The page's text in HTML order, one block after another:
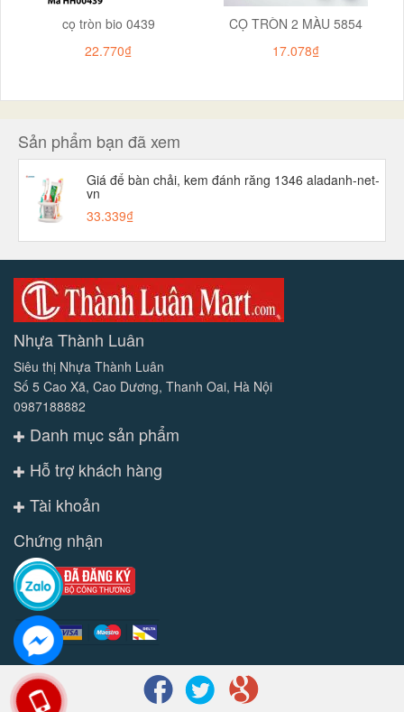
cọ tròn bio 0439
22.770₫
CỌ TRÒN 2 MÀU 5854
17.078₫
Sản phẩm bạn đã xem
Giá để bàn chải, kem đánh răng 1346 aladanh-net-
vn
33.339₫
Nhựa Thành Luân
Siêu thị Nhựa Thành Luân
Số 5 Cao Xã, Cao Dương, Thanh Oai, Hà Nội
0987188882
Danh mục sản phẩm
Hỗ trợ khách hàng
Tài khoản
Chứng nhận